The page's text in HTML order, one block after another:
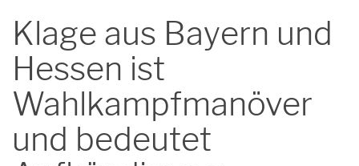
Klage aus Bayern und
Hessen ist
Wahlkampfmanöver
und bedeutet